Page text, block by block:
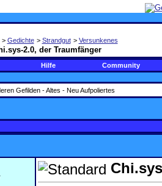
> Gedichte > Strandgut > Versunkenes
2.0, der Traumfänger
Hilfe Community
Gefilden - Altes - Neu Aufpoliertes